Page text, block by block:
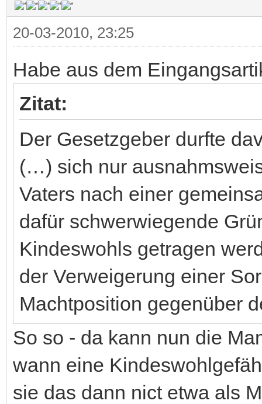
20-03-2010, 23:25
Habe aus dem
Zitat:
Der Gesetzgeber durfte
(…) sich nur
Vaters nach einer
dafür schwerwiegende
Kindeswohls getragen
der Verweigerung einer
Machtposition gegenüber
So so - da kann nun die
wann eine
sie das dann nict etwa als